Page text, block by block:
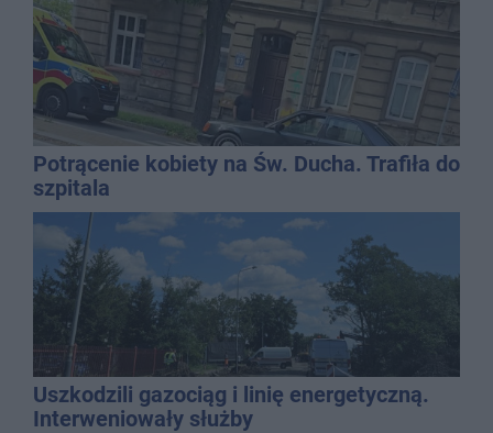
Potrącenie kobiety na Św. Ducha. Trafiła do
szpitala
Uszkodzili gazociąg i linię energetyczną.
Interweniowały służby